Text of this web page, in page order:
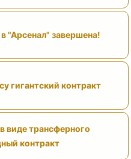
"Арсенал" завершена!
гигантский контракт
виде трансферного
контракт